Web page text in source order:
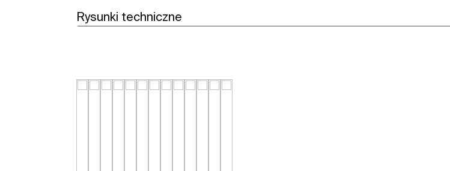
Rysunki techniczne